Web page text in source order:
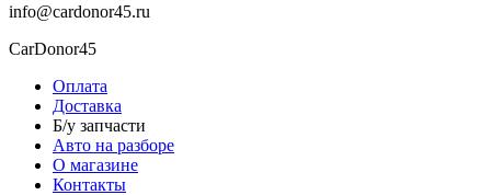
info@cardonor45.ru
CarDonor45
Оплата
Доставка
Б/у запчасти
Авто на разборе
О магазине
Контакты